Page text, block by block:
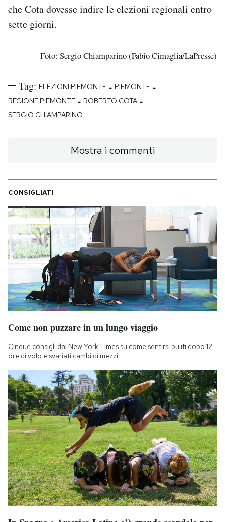
che Cota dovesse indire le elezioni regionali entro
sette giorni.
Foto: Sergio Chiamparino (Fabio Cimaglia/LaPresse)
Tag: ELEZIONI PIEMONTE - PIEMONTE -
REGIONE PIEMONTE - ROBERTO COTA -
SERGIO CHIAMPARINO
Mostra i commenti
CONSIGLIATI
Come non puzzare in un lungo viaggio
Cinque consigli dal New York Times su come sentirsi puliti dopo 12
ore di volo e svariati cambi di mezzi